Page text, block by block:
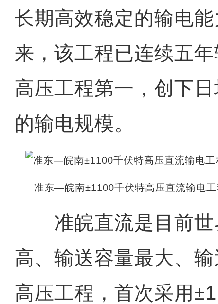
长期高效稳定的输电
来，该工程已连续五
高压工程第一，创下
的输电规模。
准东—皖南±1100千伏特高压直流输电
准皖直流是目前世
高、输送容量最大、
高压工程，首次采用